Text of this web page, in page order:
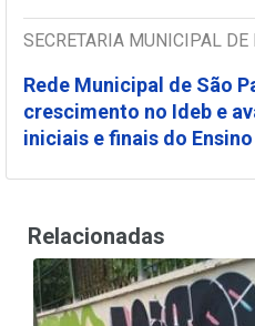
SECRETARIA MUNICIPAL DE
Rede Municipal de São
crescimento no Ideb e
iniciais e finais do
Relacionadas